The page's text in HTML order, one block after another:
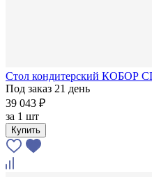
Стол кондитерский КОБОР
Под заказ 21 день
39 043 ₽
за 1 шт
Купить